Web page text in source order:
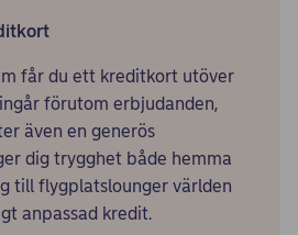
får du ett kreditkort utöver
förutom erbjudanden,
även en generös
dig trygghet både hemma
till flygplatslounger världen
anpassad kredit.